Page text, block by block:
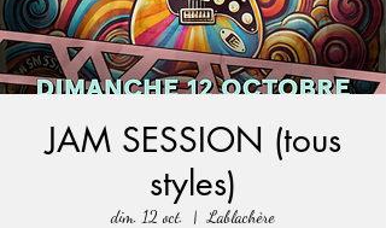
JAM SESSION (tous
styles)
dim. 12 oct.
  |
Lablachère